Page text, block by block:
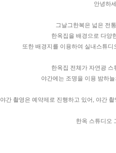
안녕하
그날그한복은 넓은 전
한옥집을 배경으로 다양
또한 배경지를 이용하여 실내스튜
한옥집 전체가 자연광 스
야간에는 조명을 이용 밤하
야간 촬영은 예약제로 진행하고 있어, 야간
한옥 스튜디오